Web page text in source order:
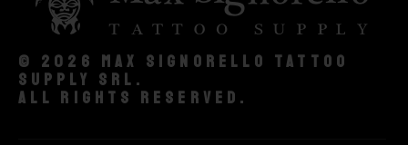
© 2026 Max Signorello Tattoo
supply srl.
All rights reserved.